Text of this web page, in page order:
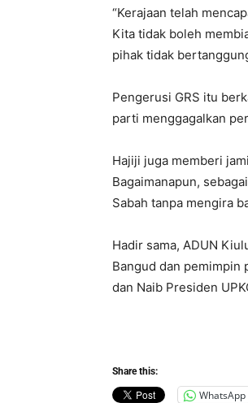
“Kerajaan telah
Kita tidak boleh
pihak tidak
Pengerusi GRS itu
parti menggagalkan
Hajiji juga memberi
Bagaimanapun,
Sabah tanpa mengira
Hadir sama, ADUN
Bangud dan pemimpin
dan Naib Presiden
Share this:
WhatsApp